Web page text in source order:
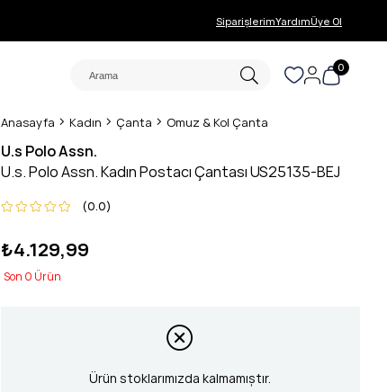
SiparişlerimYardımÜye Ol
0
Anasayfa Kadın Çanta Omuz & Kol Çanta
U.s Polo Assn.
U.s. Polo Assn. Kadın Postacı Çantası US25135-BEJ
0.0
₺4.129,99
0
Ürün stoklarımızda kalmamıştır.